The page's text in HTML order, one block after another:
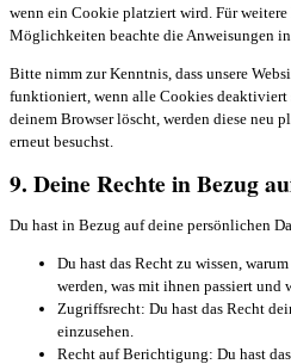
wenn ein Cookie platziert wird. Für
Möglichkeiten beachte die Anweisungen
Bitte nimm zur Kenntnis, dass unsere
funktioniert, wenn alle Cookies deaktiviert
deinem Browser löscht, werden diese neu
erneut besuchst.
9. Deine Rechte in Bezug
Du hast in Bezug auf deine persönlichen
Du hast das Recht zu wissen,
werden, was mit ihnen passiert und
Zugriffsrecht: Du hast das Recht
einzusehen.
Recht auf Berichtigung: Du hast